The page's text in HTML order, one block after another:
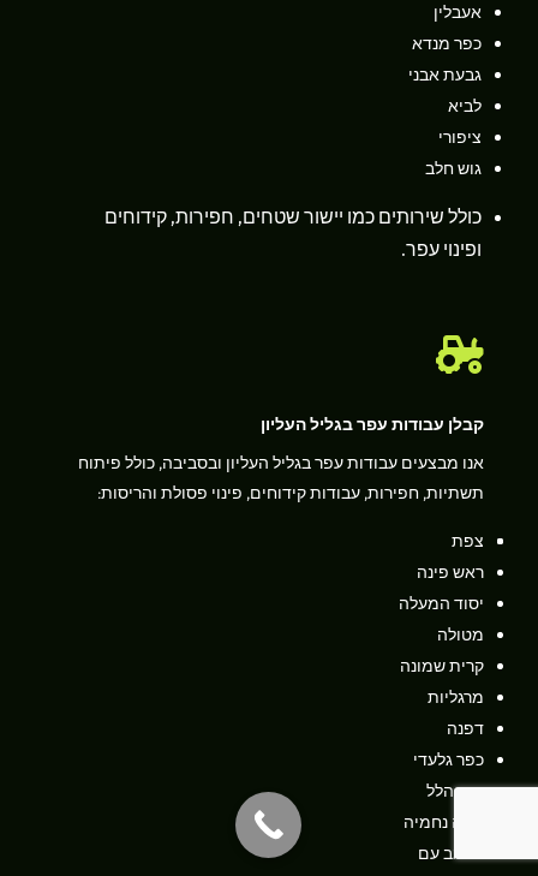
אעבלין
כפר מנדא
גבעת אבני
לביא
ציפורי
גוש חלב
כולל שירותים כמו יישור שטחים, חפירות, קידוחים
ופינוי עפר.

קבלן עבודות עפר בגליל העליון
אנו מבצעים עבודות עפר בגליל העליון ובסביבה, כולל פיתוח
תשתיות, חפירות, עבודות קידוחים, פינוי פסולת והריסות:
צפת
ראש פינה
יסוד המעלה
מטולה
קרית שמונה
מרגליות
דפנה
כפר גלעדי
בית הלל
שדה נחמיה
משגב עם